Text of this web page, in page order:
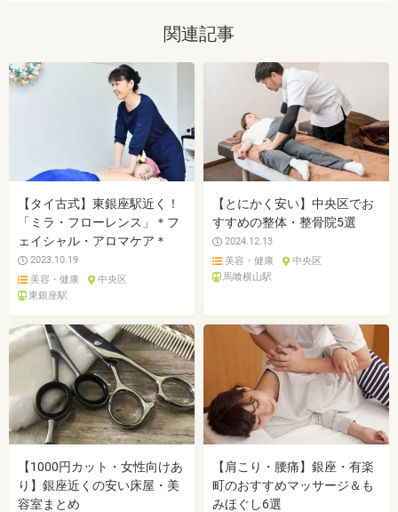
関連記事
【タイ古式】東銀座駅近く！
「ミラ・フローレンス」＊フ
ェイシャル・アロマケア＊
2023.10.19
美容・健康
中央区
東銀座駅
【とにかく安い】中央区でお
すすめの整体・整骨院5選
2024.12.13
美容・健康
中央区
馬喰横山駅
【1000円カット・女性向けあ
り】銀座近くの安い床屋・美
容室まとめ
【肩こり・腰痛】銀座・有楽
町のおすすめマッサージ＆も
みほぐし6選